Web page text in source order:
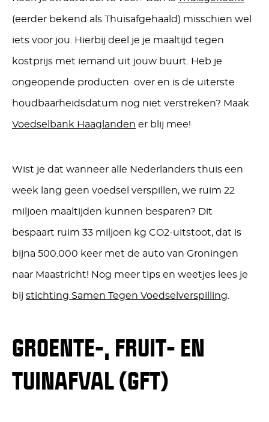
(eerder bekend als Thuisafgehaald) misschien wel
iets voor jou. Hierbij deel je je maaltijd tegen
kostprijs met iemand uit jouw buurt. Heb je
ongeopende producten over en is de uiterste
houdbaarheidsdatum nog niet verstreken? Maak
Voedselbank Haaglanden er blij mee!
Wist je dat wanneer alle Nederlanders thuis een
week lang geen voedsel verspillen, we ruim 22
miljoen maaltijden kunnen besparen? Dit
bespaart ruim 33 miljoen kg CO2-uitstoot, dat is
bijna 500.000 keer met de auto van Groningen
naar Maastricht! Nog meer tips en weetjes lees je
bij stichting Samen Tegen Voedselverspilling
GROENTE-, FRUIT- EN
TUINAFVAL (GFT)